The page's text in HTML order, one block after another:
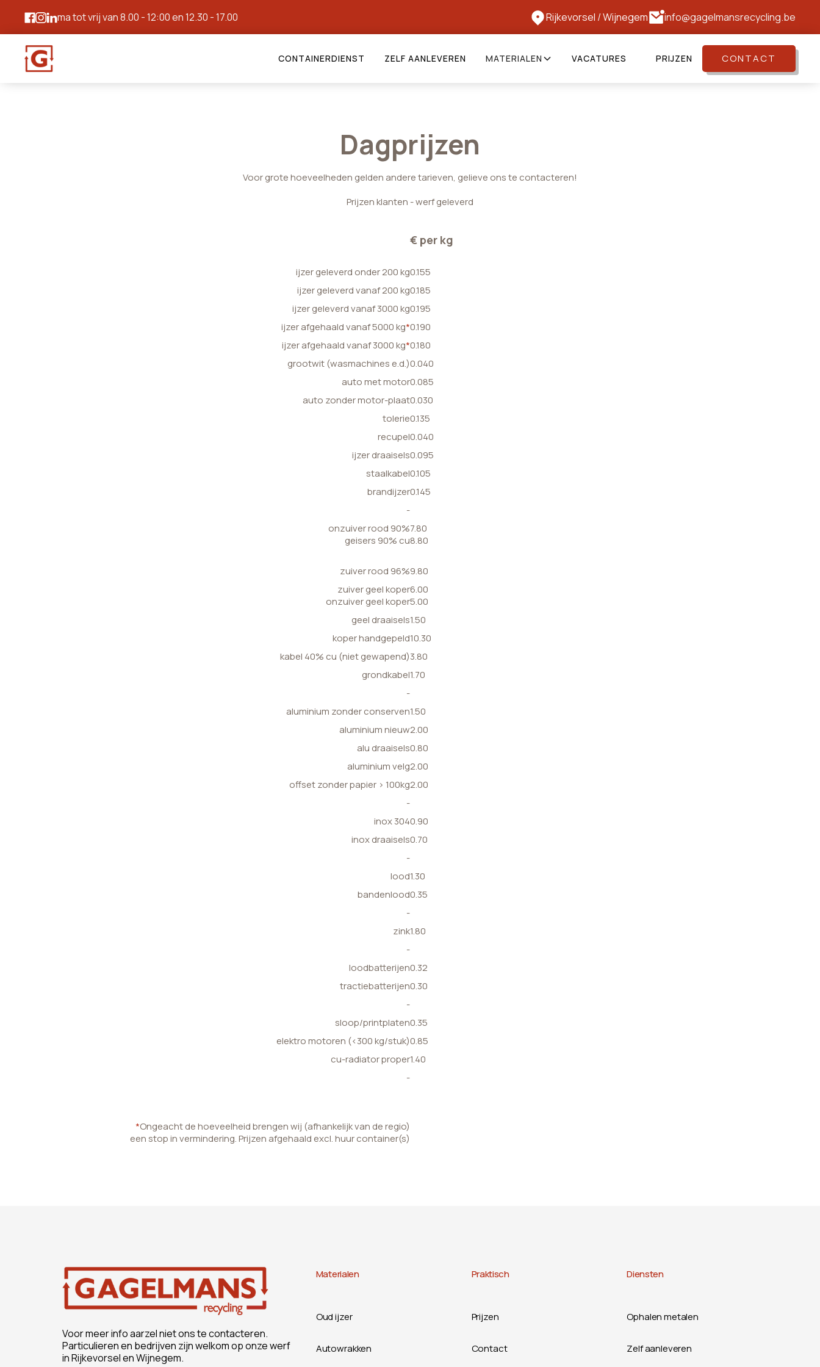
ma tot vrij van 8.00 - 12:00 en 12.30 - 17.00 Rijkevorsel /Wijnegem info@gagelmansrecycling.be
CONTAINERDIENST ZELF AANLEVEREN MATERIALEN VACATURES PRIJZEN CONTACT
Dagprijzen
Voor grote hoeveelheden gelden andere tarieven, gelieve ons te contacteren!
Prijzen klanten - werf geleverd
€ per kg
ijzer geleverd onder 200 kg0.155
ijzer geleverd vanaf 200 kg0.185
ijzer geleverd vanaf 3000 kg0.195
ijzer afgehaald vanaf 5000 kg*0.190
ijzer afgehaald vanaf 3000 kg*0.180
grootwit (wasmachines e.d.)0.040
auto met motor0.085
auto zonder motor-plaat0.030
tolerie0.135
recupel0.040
ijzer draaisels0.095
staalkabel0.105
brandijzer0.145
-
onzuiver rood 90%
geisers 90% cu
7.80
8.80
zuiver rood 96%9.80
zuiver geel koper
onzuiver geel koper
6.00
5.00
geel draaisels1.50
koper handgepeld10.30
kabel 40% cu (niet gewapend)3.80
grondkabel1.70
-
aluminium zonder conserven1.50
aluminium nieuw2.00
alu draaisels0.80
aluminium velg2.00
offset zonder papier > 100kg2.00
-
inox 3040.90
inox draaisels0.70
-
lood1.30
bandenlood0.35
-
zink1.80
-
loodbatterijen0.32
tractiebatterijen0.30
-
sloop/printplaten0.35
elektro motoren (<300 kg/stuk)0.85
cu-radiator proper1.40
-
*Ongeacht de hoeveelheid brengen wij (afhankelijk van de regio)
een stop in vermindering. Prijzen afgehaald excl. huur container(s)
Voor meer info aarzel niet ons te contacteren.
Particulieren en bedrijven zijn welkom op onze werf
in Rijkevorsel en Wijnegem.
Materialen
Oud ijzer
Autowrakken
Praktisch
Prijzen
Contact
Diensten
Ophalen metalen
Zelf aanleveren